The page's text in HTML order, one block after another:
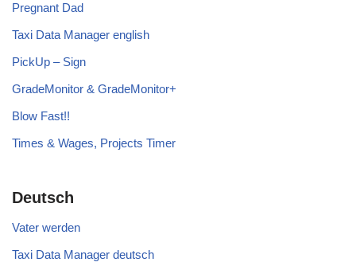
Pregnant Dad
Taxi Data Manager english
PickUp – Sign
GradeMonitor & GradeMonitor+
Blow Fast!!
Times & Wages, Projects Timer
Deutsch
Vater werden
Taxi Data Manager deutsch